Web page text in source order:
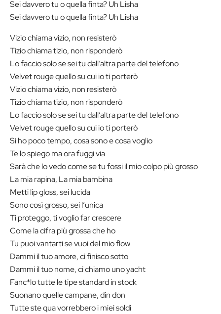
Sei davvero tu o quella finta? Uh Lisha
Sei davvero tu o quella finta? Uh Lisha
Vizio chiama vizio, non resisterò
Tizio chiama tizio, non risponderò
Lo faccio solo se sei tu dall’altra parte del telefono
Velvet rouge quello su cui io ti porterò
Vizio chiama vizio, non resisterò
Tizio chiama tizio, non risponderò
Lo faccio solo se sei tu dall’altra parte del telefono
Velvet rouge quello su cui io ti porterò
Si ho poco tempo, cosa sono e cosa voglio
Te lo spiego ma ora fuggi via
Sarà che lo vedo come se tu fossi il mio colpo più grosso
La mia rapina, La mia bambina
Metti lip gloss, sei lucida
Sono così grosso, sei l’unica
Ti proteggo, ti voglio far crescere
Come la cifra più grossa che ho
Tu puoi vantarti se vuoi del mio flow
Dammi il tuo amore, ci finisco sotto
Dammi il tuo nome, ci chiamo uno yacht
Fanc*lo tutte le tipe standard in stock
Suonano quelle campane, din don
Tutte ste qua vorrebbero i miei soldi